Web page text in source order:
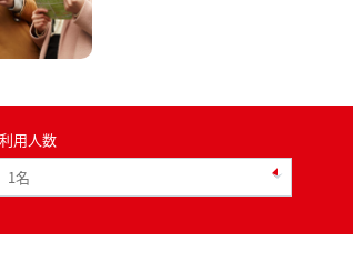
利用人数